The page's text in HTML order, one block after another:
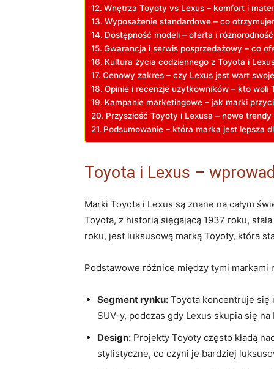
Wnętrza Toyoty vs Lexus – komfort i
Wyposażenie standardowe – co
Dostępność modeli – oferta i różnorodność
Gwarancja i serwis posprzedażowy – co
Kultura życia codziennego z Toyota i
Cenowy zakres – czy Lexus jest wart
Opinie i recenzje użytkowników – kto woli
Kampanie marketingowe – jak marki
Przyszłość Toyoty i Lexusa – nowe
Podsumowanie – która marka jest lepsza
Toyota i Lexus –
Marki Toyota i Lexus są znane na całym
Toyota, z historią sięgającą 1937 roku,
roku, jest luksusową marką Toyoty, która
Podstawowe różnice między tymi
Segment rynku: Toyota koncentruje się
SUV-y, podczas gdy Lexus skupia się
Design: Projekty Toyoty często kładą
stylistyczne, co czyni je bardziej